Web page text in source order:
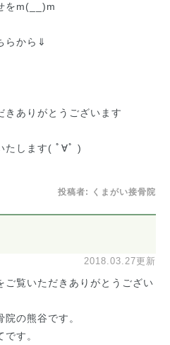
をm(__)m
らから⇓
きありがとうございます
たします( ﾟ∀ﾟ )
投稿者: くまがい接骨院
2018.03.27更新
ご覧いただきありがとうござい
の熊谷です。
す。